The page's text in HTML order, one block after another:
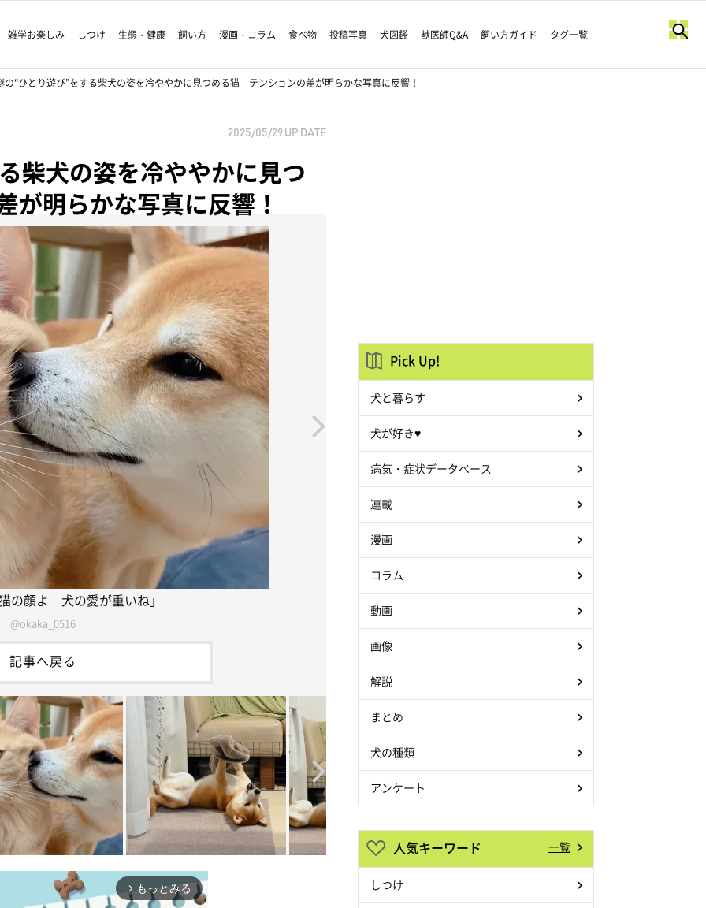
雑学お楽しみ しつけ 生態・健康 飼い方 漫画・コラム 食べ物 投稿写真 犬図鑑 獣医師Q&A 飼い方ガイド タグ一覧
の“ひとり遊び”をする柴犬の姿を冷ややかに見つめる猫 テンションの差が明らかな写真に反響！
2025/05/29 UP DATE
柴犬の姿を冷ややかに見つ
明らかな写真に反響！
の顔よ 犬の愛が重いね」
@okaka_0516
記事へ戻る
arrow_forward_ios もっとみる
Pick Up!
犬と暮らす
犬が好き♥
病気・症状データベース
連載
漫画
コラム
動画
画像
解説
まとめ
犬の種類
アンケート
人気キーワード 一覧
しつけ